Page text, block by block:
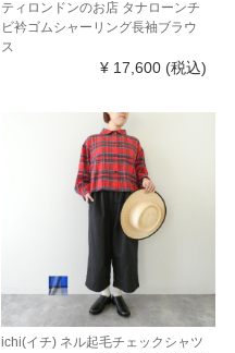
ティロンドンのお店 タナローンチ
ビ衿ゴムシャーリング長袖ブラウ
ス
¥ 17,600 (税込)
ichi(イチ) ネル起毛チェックシャツ